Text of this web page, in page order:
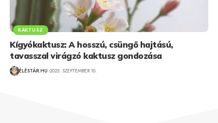
KAKTUSZ
Kígyókaktusz: A hosszú, csüngő hajtású,
tavasszal virágzó kaktusz gondozása
ÉLÉSTÁR.HU 2025. SZEPTEMBER 10.